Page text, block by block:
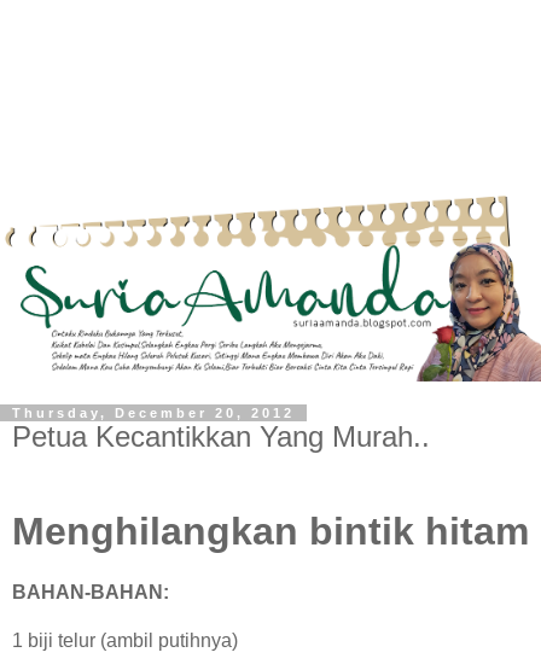
Thursday, December 20, 2012
Petua Kecantikkan Yang Murah..
Menghilangkan bintik hitam
BAHAN-BAHAN:
1 biji telur (ambil putihnya)